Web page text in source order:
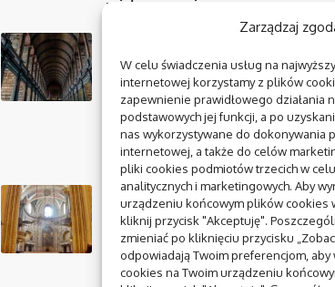
Zarządzaj
W celu świadczenia usług na
internetowej korzystamy z plików
zapewnienie prawidłowego
podstawowych jej funkcji, a po
nas wykorzystywane do dokonywania
internetowej, a także do celów
pliki cookies podmiotów trzecich w
analitycznych i marketingowych. Aby
urządzeniu końcowym plików cookies
kliknij przycisk "Akceptuję".
zmieniać po kliknięciu przycisku
odpowiadają Twoim preferencjom,
cookies na Twoim urządzeniu
zainteresowaniem
zobaczyć na
Półwyspie
Helskim poza
sezonem?
Spokój,
sekrety, smak
Pianka
poliuretanowa
do izolacji rur:
ciepło
zamknięte w